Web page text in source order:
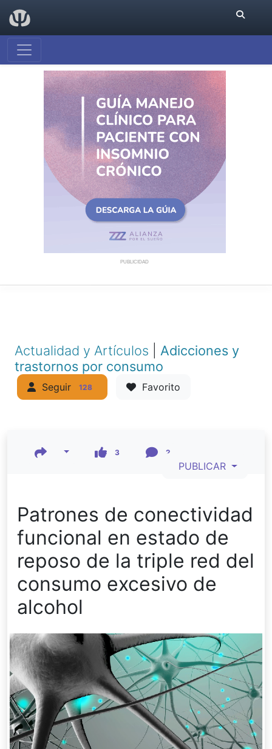
PUBLICIDAD
Actualidad y Artículos
Adicciones y
trastornos por consumo
Seguir 128 Favorito
3 2
PUBLICAR
Patrones de conectividad
funcional en estado de
reposo de la triple red del
consumo excesivo de
alcohol